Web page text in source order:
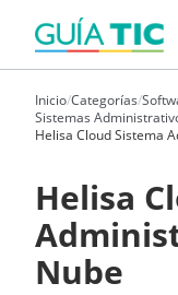
Inicio/Categorías/
Sistemas
Helisa Cloud Sistema
Helisa
Nube